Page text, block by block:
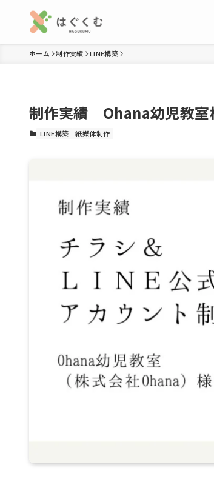
ホーム 制作実績 LINE構築
制作実績 Ohana幼児教
LINE構築 紙媒体制作